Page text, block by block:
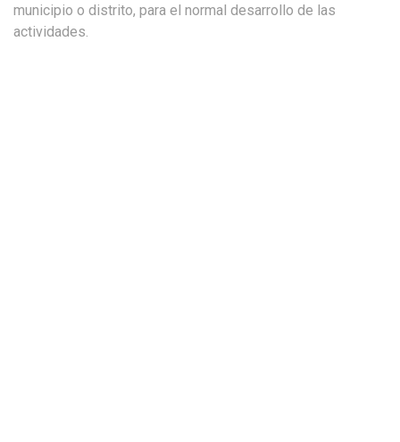
municipio o distrito, para el normal desarrollo de las
actividades.